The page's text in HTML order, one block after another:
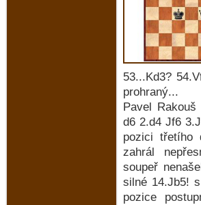
53...Kd3?
prohraný...
Pavel
d6 2.d4 Jf6
pozici třetího
zahrál
soupeř
silné 14.Jb5!
pozice